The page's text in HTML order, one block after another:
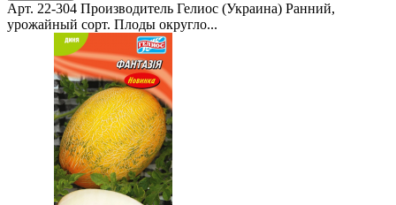
Арт. 22-304 Производитель Гелиос (Украина) Ранний,
урожайный сорт. Плоды округло...